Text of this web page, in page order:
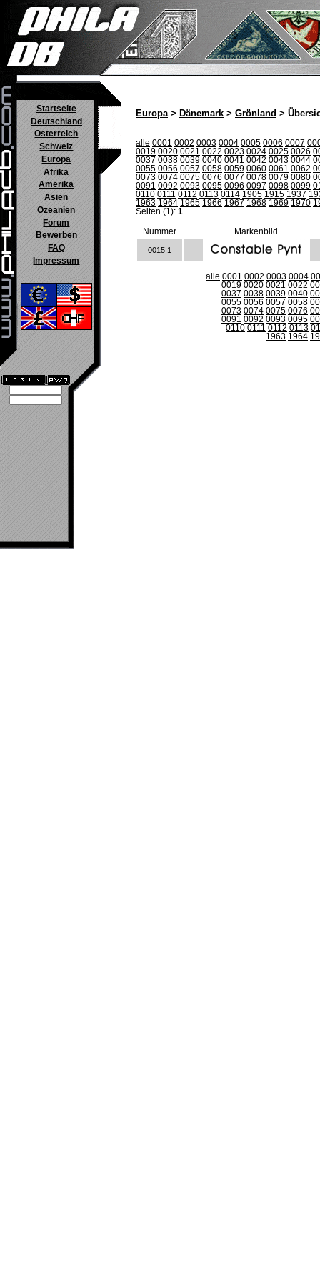
Startseite
Deutschland
Österreich
Schweiz
Europa
Afrika
Amerika
Asien
Ozeanien
Forum
Bewerben
FAQ
Impressum
Europa> Dänemark > Grönland >
alle 0001 0002 0003 0004 0005 0006 0007
0019 0020 0021 0022 0023 0024 0025 0026
0037 0038 0039 0040 0041 0042 0043 0044
0055 0056 0057 0058 0059 0060 0061 0062
0073 0074 0075 0076 0077 0078 0079 0080
0091 0092 0093 0095 0096 0097 0098 0099
0110 0111 0112 0113 0114 1905 1915 1937
1963 1964 1965 1966 1967 1968 1969 1970
Seiten (1): 1
Nummer Markenbild
0015.1
alle 0001 0002 0003 0004
0019 0020 0021 0022
0037 0038 0039 0040
0055 0056 0057 0058
0073 0074 0075 0076
0091 0092 0093 0095
0110 0111 0112 0113
1963 1964